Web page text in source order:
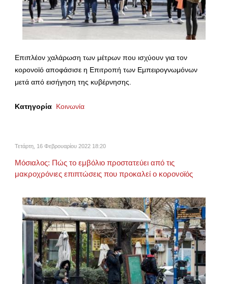
Επιπλέον χαλάρωση των μέτρων που ισχύουν για τον
κορονοϊό αποφάσισε η Επιτροπή των Εμπειρογνωμόνων
μετά από εισήγηση της κυβέρνησης.
Κατηγορία Κοινωνία
Τετάρτη, 16 Φεβρουαρίου 2022 18:20
Μόσιαλος: Πώς το εμβόλιο προστατεύει από τις
μακροχρόνιες επιπτώσεις που προκαλεί ο κορονοϊός